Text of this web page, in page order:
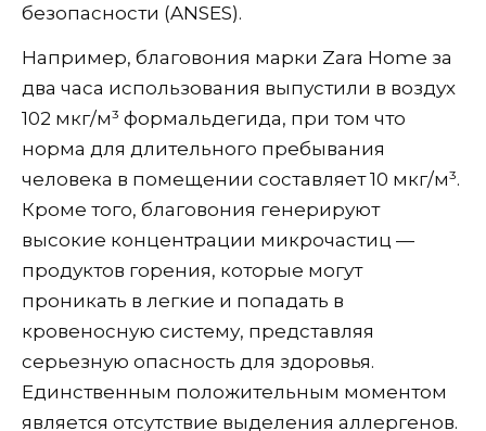
безопасности (ANSES).
Например, благовония марки Zara Home за
два часа использования выпустили в воздух
102 мкг/м³ формальдегида, при том что
норма для длительного пребывания
человека в помещении составляет 10 мкг/м³.
Кроме того, благовония генерируют
высокие концентрации микрочастиц —
продуктов горения, которые могут
проникать в легкие и попадать в
кровеносную систему, представляя
серьезную опасность для здоровья.
Единственным положительным моментом
является отсутствие выделения аллергенов.